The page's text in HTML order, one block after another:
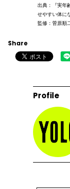
出典：『実年
せやすい体に
監修：菅原順
Share
Profile